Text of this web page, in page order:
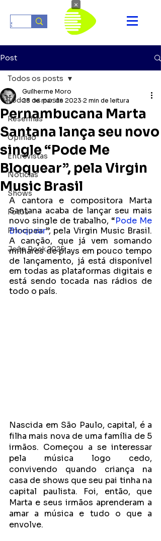
Post
Todos os posts
Resenhas
Opinião
Entrevistas
Notícias
Shows
Fotos
Principais
João Rock 2025
Todos os posts
Pernambucana Marta
Santana lança seu novo
single “Pode Me
Bloquear”, pela Virgin
Music Brasil
Guilherme Moro
28 de mar. de 2023 2 min de leitura
A cantora e compositora Marta
Santana acaba de lançar seu mais
novo single de trabalho, “Pode Me
Bloquear”, pela Virgin Music Brasil.
A canção, que já vem somando
milhares de plays em pouco tempo
de lançamento, já está disponível
em todas as plataformas digitais e
está sendo tocada nas rádios de
todo o país.
Nascida em São Paulo, capital, é a
filha mais nova de uma família de 5
irmãos. Começou a se interessar
pela música logo cedo,
convivendo quando criança na
casa de shows que seu pai tinha na
capital paulista. Foi, então, que
Marta e seus irmãos aprenderam a
amar a música e tudo o que a
envolve.
×